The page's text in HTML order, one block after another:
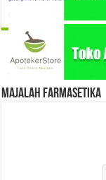
Majalah Farmasetika